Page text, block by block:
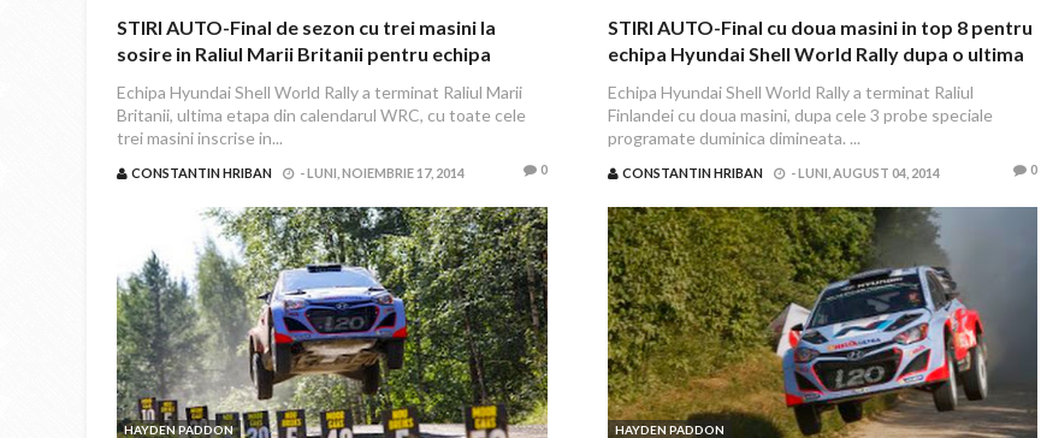
STIRI AUTO-Final de sezon cu trei masini la
sosire in Raliul Marii Britanii pentru echipa
Echipa Hyundai Shell World Rally a terminat Raliul Marii
Britanii, ultima etapa din calendarul WRC, cu toate cele
trei masini inscrise in...
CONSTANTIN HRIBAN -LUNI, NOIEMBRIE 17, 2014 0
STIRI AUTO-Final cu doua masini in top 8 pentru
echipa Hyundai Shell World Rally dupa o ultima
Echipa Hyundai Shell World Rally a terminat Raliul
Finlandei cu doua masini, dupa cele 3 probe speciale
programate duminica dimineata. ...
CONSTANTIN HRIBAN -LUNI, AUGUST 04, 2014 0
HAYDEN PADDON HAYDEN PADDON